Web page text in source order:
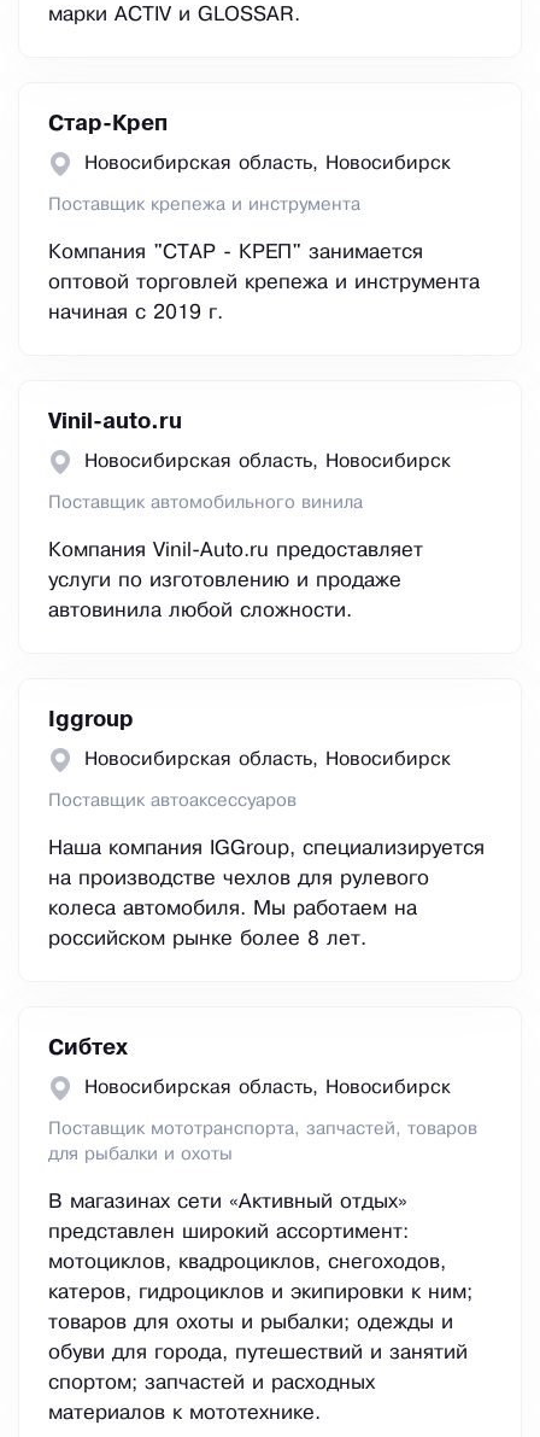
марки ACTIV и GLOSSAR.
Стар-Креп
Новосибирская область, Новосибирск
Поставщик крепежа и инструмента
Компания "СТАР - КРЕП" занимается
оптовой торговлей крепежа и инструмента
начиная с 2019 г.
Vinil-auto.ru
Новосибирская область, Новосибирск
Поставщик автомобильного винила
Компания Vinil-Auto.ru предоставляет
услуги по изготовлению и продаже
автовинила любой сложности.
Iggroup
Новосибирская область, Новосибирск
Поставщик автоаксессуаров
Наша компания IGGroup, специализируется
на производстве чехлов для рулевого
колеса автомобиля. Мы работаем на
российском рынке более 8 лет.
Сибтех
Новосибирская область, Новосибирск
Поставщик мототранспорта, запчастей, товаров
для рыбалки и охоты
В магазинах сети «Активный отдых»
представлен широкий ассортимент:
мотоциклов, квадроциклов, снегоходов,
катеров, гидроциклов и экипировки к ним;
товаров для охоты и рыбалки; одежды и
обуви для города, путешествий и занятий
спортом; запчастей и расходных
материалов к мототехнике.